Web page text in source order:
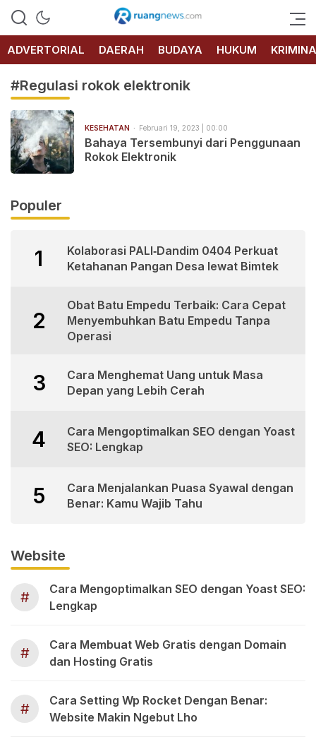
RUANG
NEWS
ADVERTORIAL
DAERAH BUDAYA HUKUM
#Regulasi rokok elektronik
KESEHATAN Februari 19, 2023 | 00:00
Bahaya Tersembunyi dari Penggunaan
Rokok Elektronik
Populer
1
Kolaborasi PALI‑Dandim 0404 Perkuat
Ketahanan Pangan Desa lewat Bimtek
2
Obat Batu Empedu Terbaik: Cara Cepat
Menyembuhkan Batu Empedu Tanpa
Operasi
3
Cara Menghemat Uang untuk Masa
Depan yang Lebih Cerah
4
Cara Mengoptimalkan SEO dengan Yoast
SEO: Lengkap
5
Cara Menjalankan Puasa Syawal dengan
Benar: Kamu Wajib Tahu
Website
#
Cara Mengoptimalkan SEO dengan Yoast SEO:
Lengkap
#
Cara Membuat Web Gratis dengan Domain
dan Hosting Gratis
#
Cara Setting Wp Rocket Dengan Benar:
Website Makin Ngebut Lho